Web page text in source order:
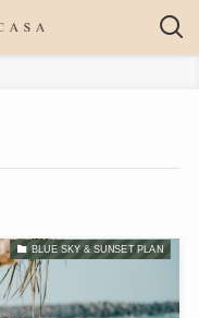
BLUE SKY & SUNSET PLAN